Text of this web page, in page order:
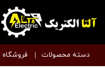
دسته محصولات فروشگاه